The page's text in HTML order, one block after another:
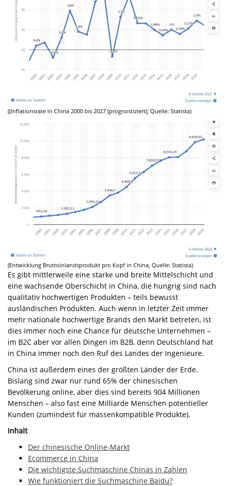
((Inflationsrate in China 2000 bis 2027 (prognostiziert); Quelle: Statista)
(Entwicklung Bruttoinlandsprodukt pro Kopf in China; Quelle: Statista)
Es gibt mittlerweile eine starke und breite Mittelschicht und
eine wachsende Oberschicht in China, die hungrig sind nach
qualitativ hochwertigen Produkten – teils bewusst
ausländischen Produkten. Auch wenn in letzter Zeit immer
mehr nationale hochwertige Brands den Markt betreten, ist
dies immer noch eine Chance für deutsche Unternehmen –
im B2C aber vor allen Dingen im B2B, denn Deutschland hat
in China immer noch den Ruf des Landes der Ingenieure.
China ist außerdem eines der größten Länder der Erde.
Bislang sind zwar nur rund 65% der chinesischen
Bevölkerung online, aber dies sind bereits 904 Millionen
Menschen – also fast eine Milliarde Menschen potentieller
Kunden (zumindest für massenkompatible Produkte).
Inhalt
Der chinesische Online-Markt
Ecommerce in China
Die wichtigste Suchmaschine Chinas in Zahlen
Wie funktioniert die Suchmaschine Baidu?